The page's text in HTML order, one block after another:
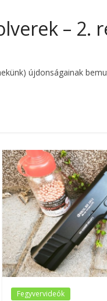
– 2.
újdonságainak
Fegyvervideók